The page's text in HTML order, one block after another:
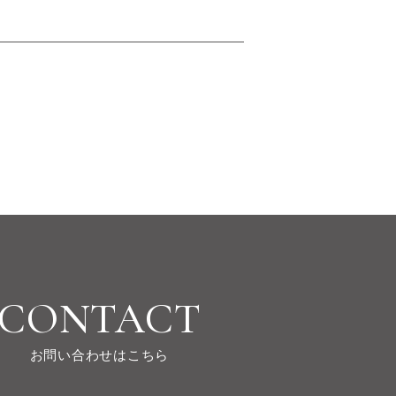
お問い合わせはこちら